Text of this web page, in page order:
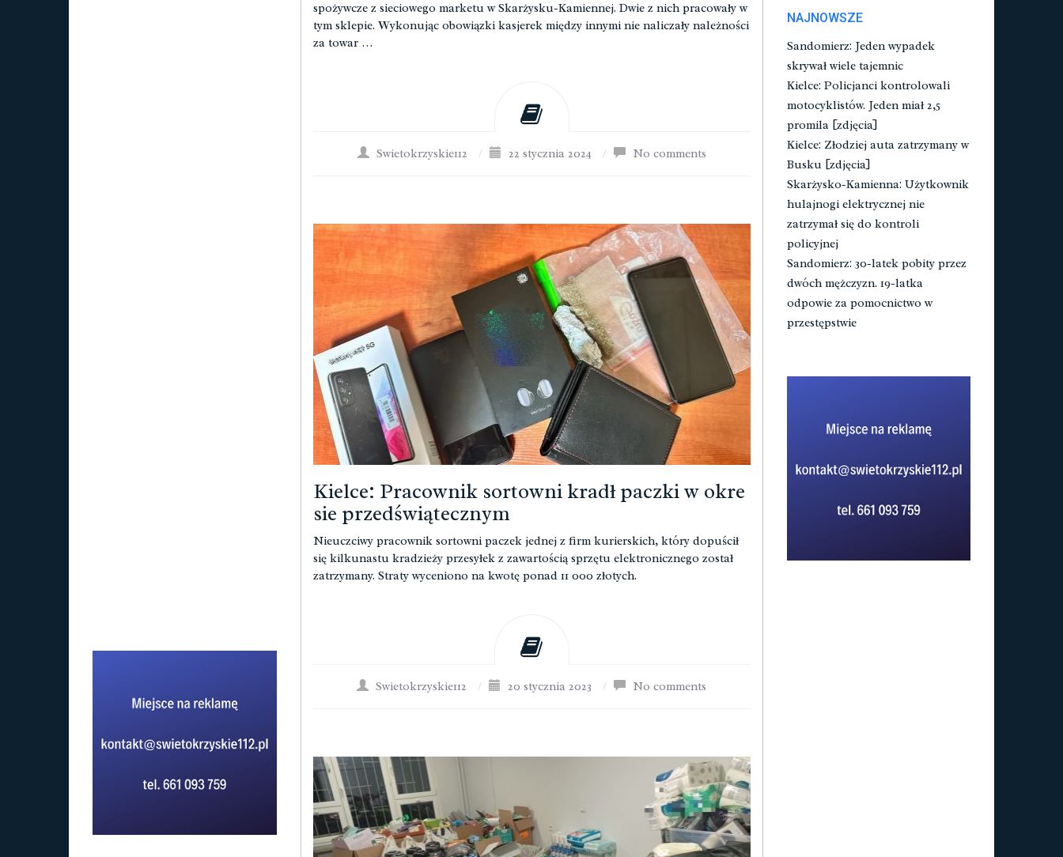
spożywcze z sieciowego marketu w Skarżysku-Kamiennej. Dwie z nich pracowały w
tym sklepie. Wykonując obowiązki kasjerek między innymi nie naliczały należności
za towar …
Swietokrzyskie112 / 22 stycznia 2024 / No comments
Kielce: Pracownik sortowni kradł paczki w okre
sie przedświątecznym
Nieuczciwy pracownik sortowni paczek jednej z firm kurierskich, który dopuścił
się kilkunastu kradzieży przesyłek z zawartością sprzętu elektronicznego został
zatrzymany. Straty wyceniono na kwotę ponad 11 000 złotych.
Swietokrzyskie112 / 20 stycznia 2023 / No comments
NAJNOWSZE
Sandomierz: Jeden wypadek
skrywał wiele tajemnic
Kielce: Policjanci kontrolowali
motocyklistów. Jeden miał 2,5
promila [zdjęcia]
Kielce: Złodziej auta zatrzymany w
Busku [zdjęcia]
Skarżysko-Kamienna: Użytkownik
hulajnogi elektrycznej nie
zatrzymał się do kontroli
policyjnej
Sandomierz: 30-latek pobity przez
dwóch mężczyzn. 19-latka
odpowie za pomocnictwo w
przestępstwie